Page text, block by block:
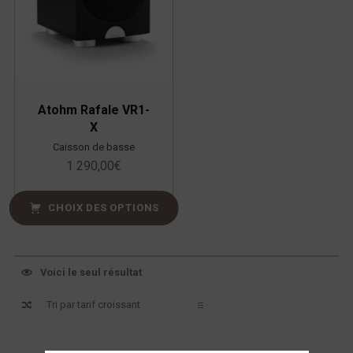
Atohm Rafale VR1-
X
Caisson de basse
1 290,00€
CHOIX DES OPTIONS
Voici le seul résultat